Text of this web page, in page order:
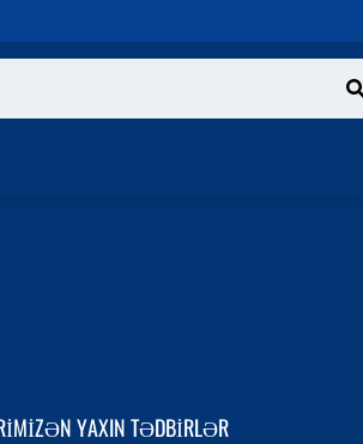
ƏN YAXIN TƏDBIRLƏR